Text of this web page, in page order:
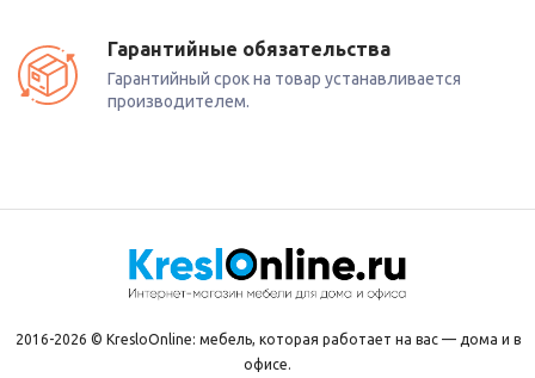
Гарантийные обязательства
Гарантийный срок на товар устанавливается
производителем.
2016-2026 © KresloOnline: мебель, которая работает на вас — дома и в
офисе.